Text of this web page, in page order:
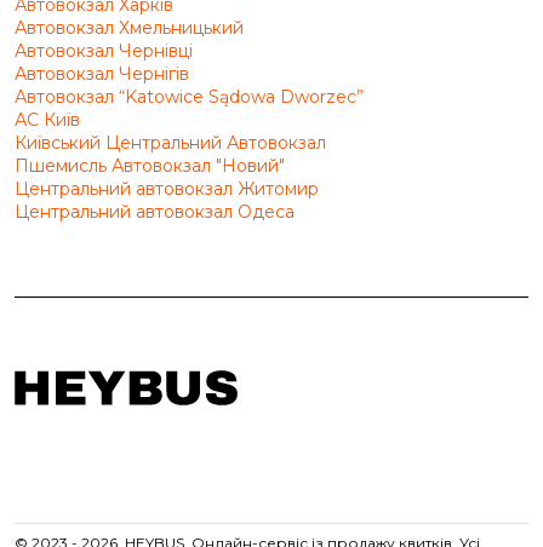
Автовокзал Хмельницький
Автовокзал Чернівці
Автовокзал Чернігів
Автовокзал “Katowice Sądowa Dworzec”
АС Київ
Київський Центральний Автовокзал
Пшемисль Автовокзал "Новий"
Центральний автовокзал Житомир
Центральний автовокзал Одеса
© 2023 - 2026, HEYBUS. Онлайн-сервіс із продажу квитків. Усі